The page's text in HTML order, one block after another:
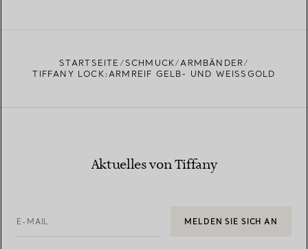
STARTSEITE SCHMUCK
ARMBÄNDER
TIFFANY LOCK:ARMREIF GELB- UND WEISSGOLD
Aktuelles von Tiffany
E-MAIL MELDEN SIE SICH AN